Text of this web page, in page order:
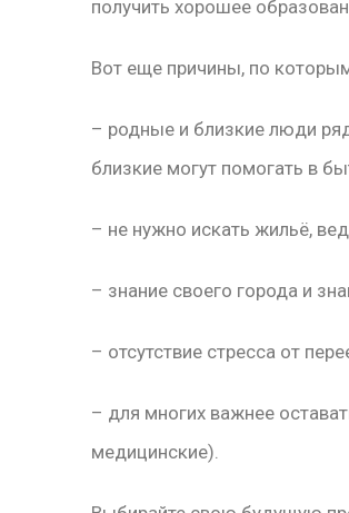
получить хорошее
Вот еще причины, по
– родные и близкие люди
близкие могут помогать в
– не нужно искать жильё,
– знание своего города и
– отсутствие стресса от
– для многих важнее
медицинские).